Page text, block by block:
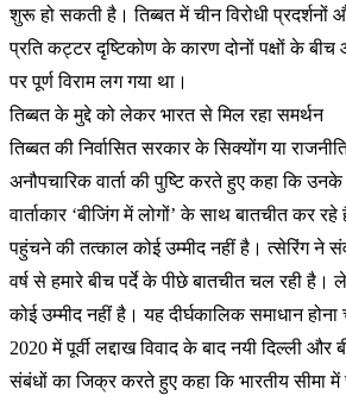
शुरू हो सकती है। तिब्बत में चीन विरोधी प्रदर्शनों
प्रति कट्टर दृष्टिकोण के कारण दोनों पक्षों के बीच
पर पूर्ण विराम लग गया था।
तिब्बत के मुद्दे को लेकर भारत से मिल रहा समर्थन
तिब्बत की निर्वासित सरकार के सिक्योंग या
अनौपचारिक वार्ता की पुष्टि करते हुए कहा कि उनके
वार्ताकार ‘बीजिंग में लोगों’ के साथ बातचीत कर
पहुंचने की तत्काल कोई उम्मीद नहीं है। त्सेरिंग ने
वर्ष से हमारे बीच पर्दे के पीछे बातचीत चल रही
कोई उम्मीद नहीं है। यह दीर्घकालिक समाधान होना
2020 में पूर्वी लद्दाख विवाद के बाद नयी दिल्ली और
संबंधों का जिक्र करते हुए कहा कि भारतीय सीमा